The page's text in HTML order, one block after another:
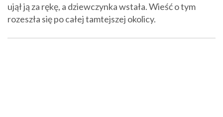
ujął ją za rękę, a dziewczynka wstała. Wieść o tym
rozeszła się po całej tamtejszej okolicy.